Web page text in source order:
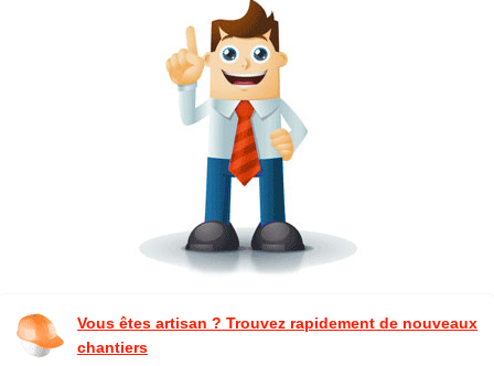
Vous êtes artisan ? Trouvez rapidement de nouveaux
chantiers